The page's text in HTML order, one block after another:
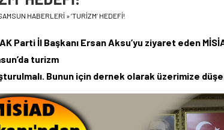
HABERLERİ »‘TURİZM’ HEDEFİ!
Parti İl Başkanı Ersan Aksu’yu ziyaret eden
turizm
Bunun için dernek olarak üzerimize